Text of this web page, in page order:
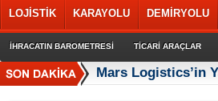
LOJİSTİK KARAYOLU DEMİRYOLU
İHRACATIN BAROMETRESİ TİCARİ ARAÇLAR
Mars Logistics’in